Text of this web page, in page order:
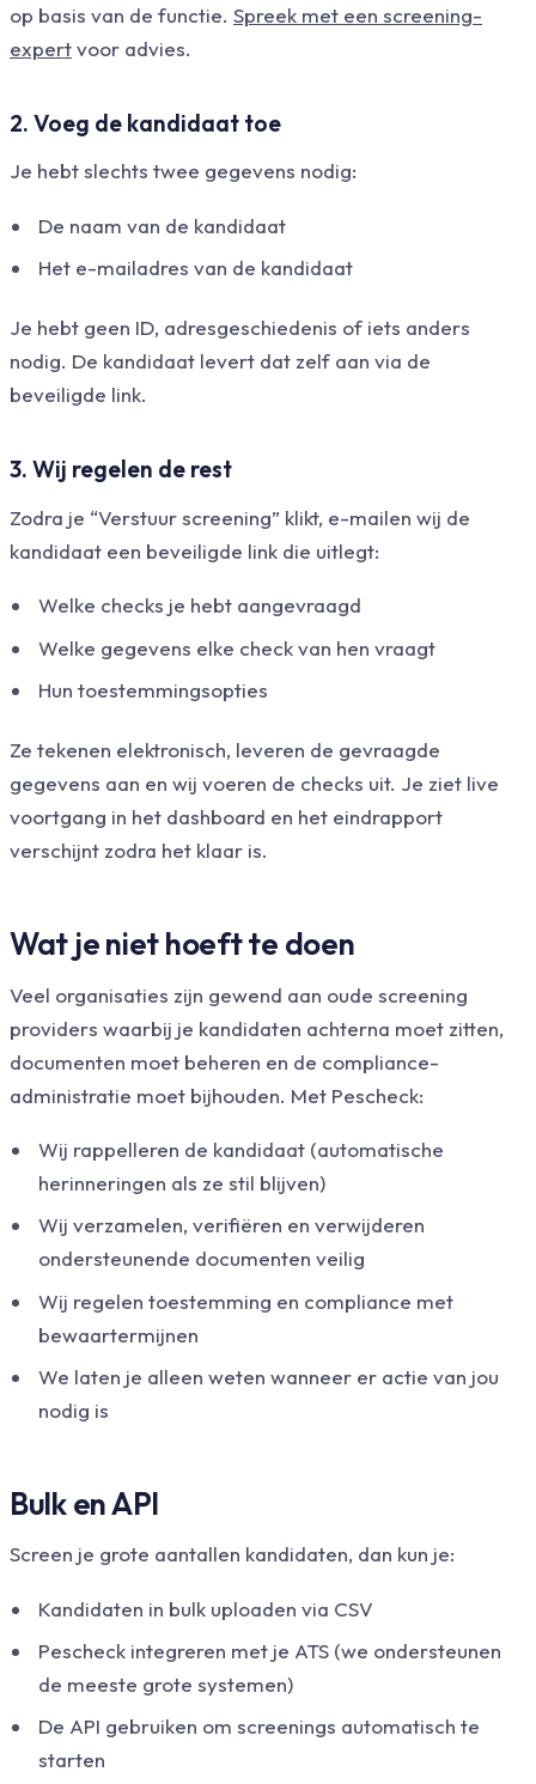
op basis van de functie. Spreek met een screening-
expertvoor advies.
2. Voeg de kandidaat toe
Je hebt slechts twee gegevens nodig:
De naam van de kandidaat
Het e-mailadres van de kandidaat
Je hebt geen ID, adresgeschiedenis of iets anders
nodig. De kandidaat levert dat zelf aan via de
beveiligde link.
3. Wij regelen de rest
Zodra je “Verstuur screening” klikt, e-mailen wij de
kandidaat een beveiligde link die uitlegt:
Welke checks je hebt aangevraagd
Welke gegevens elke check van hen vraagt
Hun toestemmingsopties
Ze tekenen elektronisch, leveren de gevraagde
gegevens aan en wij voeren de checks uit. Je ziet live
voortgang in het dashboard en het eindrapport
verschijnt zodra het klaar is.
Wat je niet hoeft te doen
Veel organisaties zijn gewend aan oude screening
providers waarbij je kandidaten achterna moet zitten,
documenten moet beheren en de compliance-
administratie moet bijhouden. Met Pescheck:
Wij rappelleren de kandidaat (automatische
herinneringen als ze stil blijven)
Wij verzamelen, verifiëren en verwijderen
ondersteunende documenten veilig
Wij regelen toestemming en compliance met
bewaartermijnen
We laten je alleen weten wanneer er actie van jou
nodig is
Bulk en API
Screen je grote aantallen kandidaten, dan kun je:
Kandidaten in bulk uploaden via CSV
Pescheck integreren met je ATS (we ondersteunen
de meeste grote systemen)
De API gebruiken om screenings automatisch te
starten